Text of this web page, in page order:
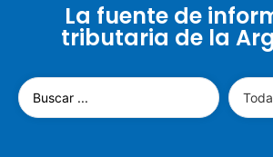
La fuente de
tributaria de la